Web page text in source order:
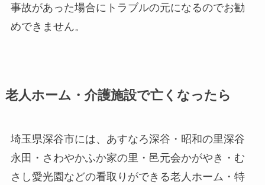
事故があった場合にトラブルの元になるのでお勧
めできません。
老人ホーム・介護施設で亡くなったら
埼玉県深谷市には、あすなろ深谷・昭和の里深谷
永田・さわやかふか家の里・邑元会かがやき・む
さし愛光園などの看取りができる老人ホーム・特